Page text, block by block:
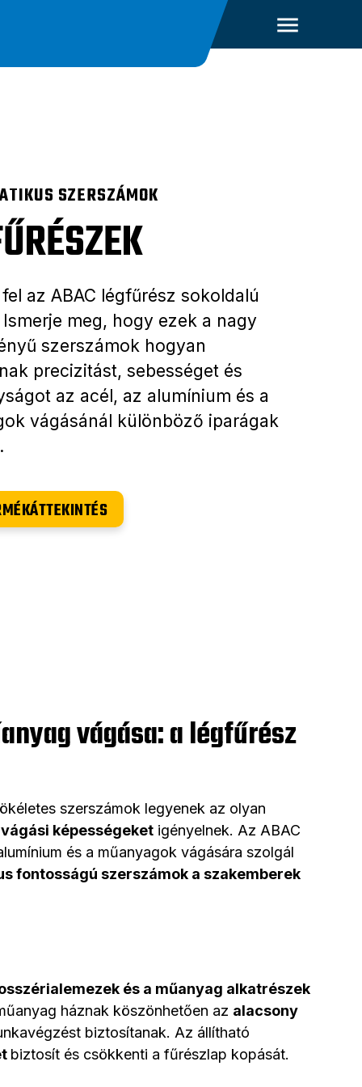
SZERSZÁMOK
az ABAC légfűrész sokoldalú
meg, hogy ezek a nagy
szerszámok hogyan
precizitást, sebességet és
az acél, az alumínium és a
vágásánál különböző iparágak
vágása: a légfűrész
szerszámok legyenek az olyan
képességeket igényelnek. Az ABAC
és a műanyagok vágására szolgál
fontosságú szerszámok a szakemberek
és a műanyag alkatrészek
háznak köszönhetően az alacsony
biztosítanak. Az állítható
biztosít és csökkenti a fűrészlap kopását.